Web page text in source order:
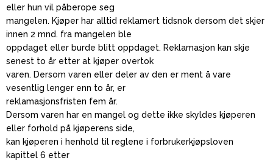
eller hun vil påberope seg
mangelen. Kjøper har alltid reklamert tidsnok dersom det skjer
innen 2 mnd. fra mangelen ble
oppdaget eller burde blitt oppdaget. Reklamasjon kan skje
senest to år etter at kjøper overtok
varen. Dersom varen eller deler av den er ment å vare
vesentlig lenger enn to år, er
reklamasjonsfristen fem år.
Dersom varen har en mangel og dette ikke skyldes kjøperen
eller forhold på kjøperens side,
kan kjøperen i henhold til reglene i forbrukerkjøpsloven
kapittel 6 etter